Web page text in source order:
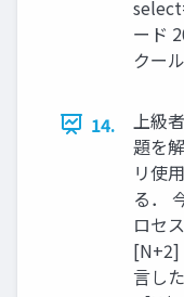
ード
クー
14.
上級
題を
リ使
る．
ロセ
[N+2]
言し